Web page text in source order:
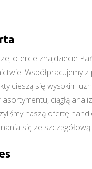
ofercie znajdziecie
Współpracujemy
cieszą się wysokim
ciągłą
naszą ofertę
się ze